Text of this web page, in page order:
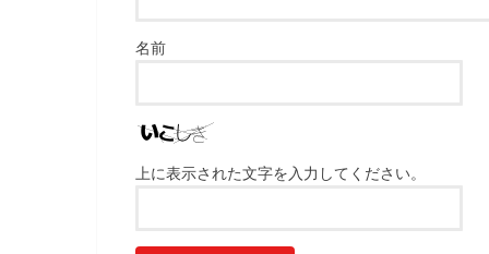
名前
上に表示された文字を入力してください。